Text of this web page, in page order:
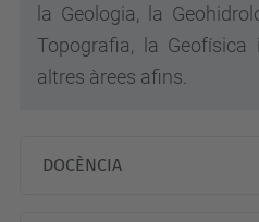
la Geologia, la
Topografia, la
altres àrees afins.
DOCÈNCIA